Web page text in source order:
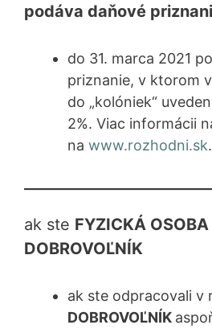
podáva daňové
do 31. marca 2021
priznanie, v ktorom
do „kolóniek“
2%. Viac informácii
na www.rozhodni.sk.
ak ste FYZICKÁ
DOBROVOĽNÍK
ak ste odpracovali v
DOBROVOĽNÍK